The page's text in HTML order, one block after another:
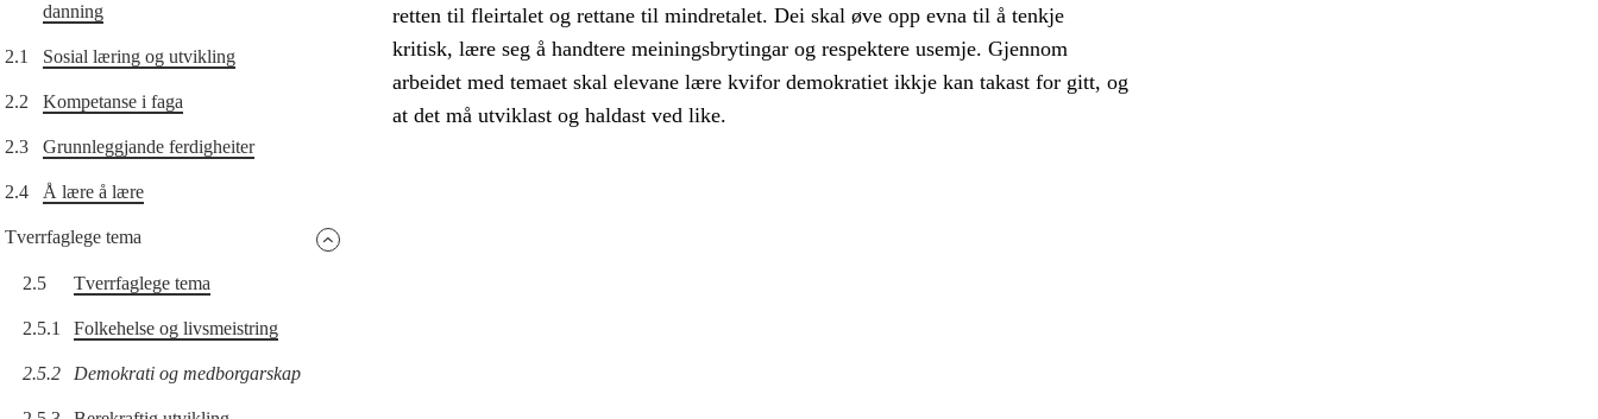
danning
2.1 Sosial læring og utvikling
2.2 Kompetanse i faga
2.3 Grunnleggjande ferdigheiter
2.4 Å lære å lære
Tverrfaglege tema
2.5 Tverrfaglege tema
2.5.1 Folkehelse og livsmeistring
2.5.2 Demokrati og medborgarskap
retten til fleirtalet og rettane til mindretalet. Dei skal øve opp evna til å tenkje
kritisk, lære seg å handtere meiningsbrytingar og respektere usemje. Gjennom
arbeidet med temaet skal elevane lære kvifor demokratiet ikkje kan takast for gitt, og
at det må utviklast og haldast ved like.